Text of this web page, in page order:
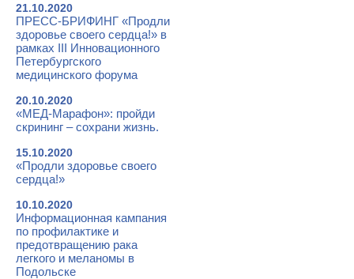
21.10.2020
ПРЕСС-БРИФИНГ «Продли
здоровье своего сердца!» в
рамках III Инновационного
Петербургского
медицинского форума
20.10.2020
«МЕД-Марафон»: пройди
скрининг – сохрани жизнь.
15.10.2020
«Продли здоровье своего
сердца!»
10.10.2020
Информационная кампания
по профилактике и
предотвращению рака
легкого и меланомы в
Подольске